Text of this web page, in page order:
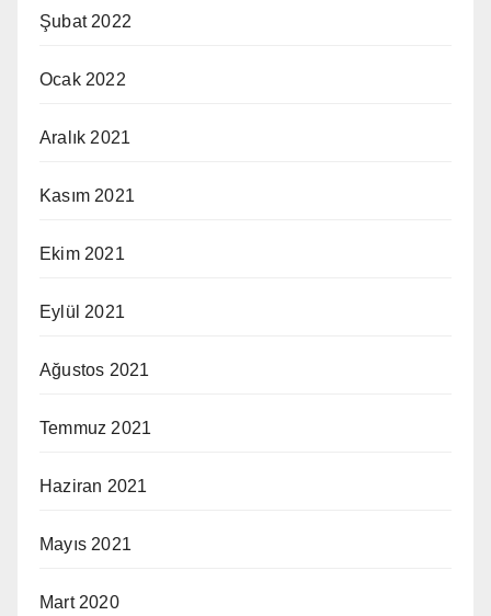
Şubat 2022
Ocak 2022
Aralık 2021
Kasım 2021
Ekim 2021
Eylül 2021
Ağustos 2021
Temmuz 2021
Haziran 2021
Mayıs 2021
Mart 2020